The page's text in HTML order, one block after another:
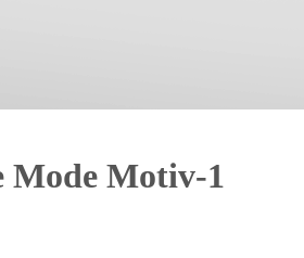
Mode Motiv-1